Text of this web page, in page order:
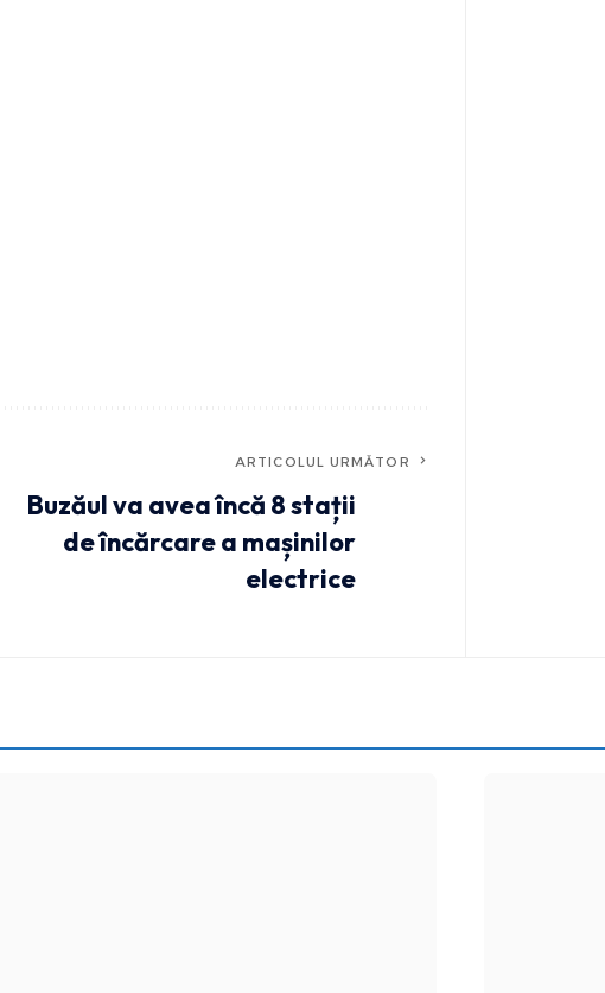
ARTICOLUL URMĂTOR
Buzăul va avea încă 8 stații
de încărcare a mașinilor
electrice